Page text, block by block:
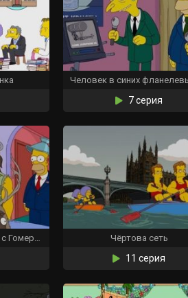
7 серия
Политические неумехи с Гомером Симпсоном Чёртова сеть
11 серия